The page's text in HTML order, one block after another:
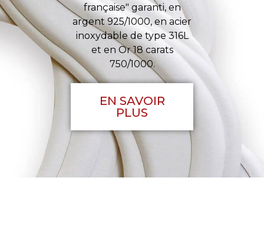
française" garanti, en
argent 925/1000, en acier
inoxydable de type 316L
et en Or 18 carats
750/1000.
EN SAVOIR
PLUS